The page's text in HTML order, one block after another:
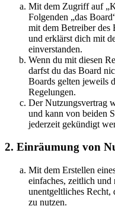
Mit dem Zugriff auf
Folgenden „das
mit dem Betreiber des
und erklärst dich mit
einverstanden.
Wenn du mit diesen
darfst du das Board
Boards gelten jeweils
Regelungen.
Der Nutzungsvertrag
und kann von beiden
jederzeit gekündigt
2. Einräumung von
Mit dem Erstellen
einfaches, zeitlich und
unentgeltliches Recht,
zu nutzen.